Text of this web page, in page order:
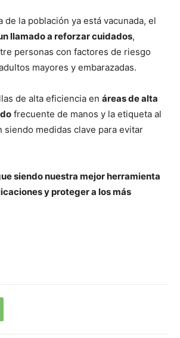
de la población ya está vacunada, el
llamado a reforzar cuidados,
personas con factores de riesgo
mayores y embarazadas.
de alta eficiencia en áreas de alta
frecuente de manos y la etiqueta al
siendo medidas clave para evitar
siendo nuestra mejor herramienta
y proteger a los más